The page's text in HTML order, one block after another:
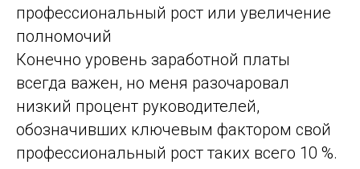
профессиональный рост или увеличение
полномочий
Конечно уровень заработной платы
всегда важен, но меня разочаровал
низкий процент руководителей,
обозначивших ключевым фактором свой
профессиональный рост таких всего 10 %.